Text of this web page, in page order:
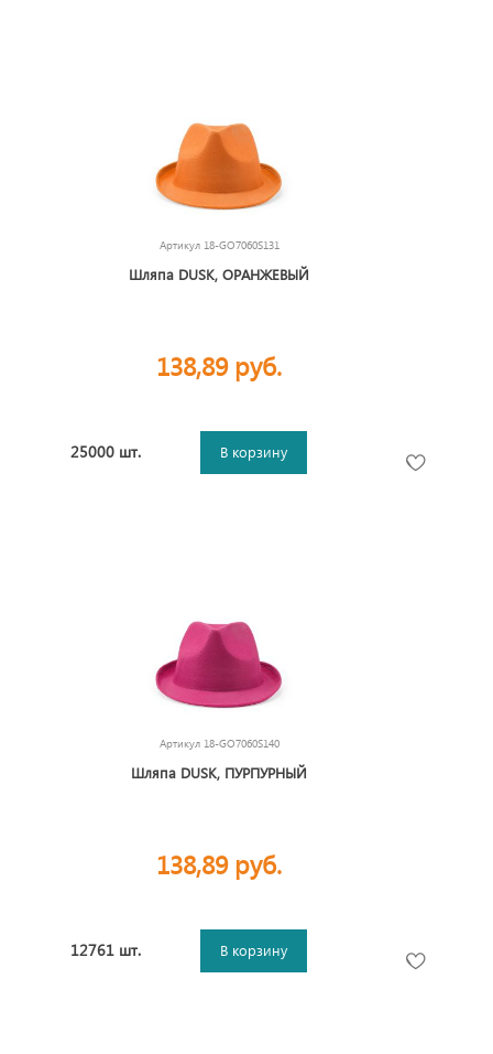
Артикул 18-GO7060S131
Шляпа DUSK, ОРАНЖЕВЫЙ
138,89 руб.
25000 шт. В корзину
Артикул 18-GO7060S140
Шляпа DUSK, ПУРПУРНЫЙ
138,89 руб.
12761 шт. В корзину